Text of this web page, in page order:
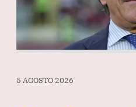
5 AGOSTO 2026